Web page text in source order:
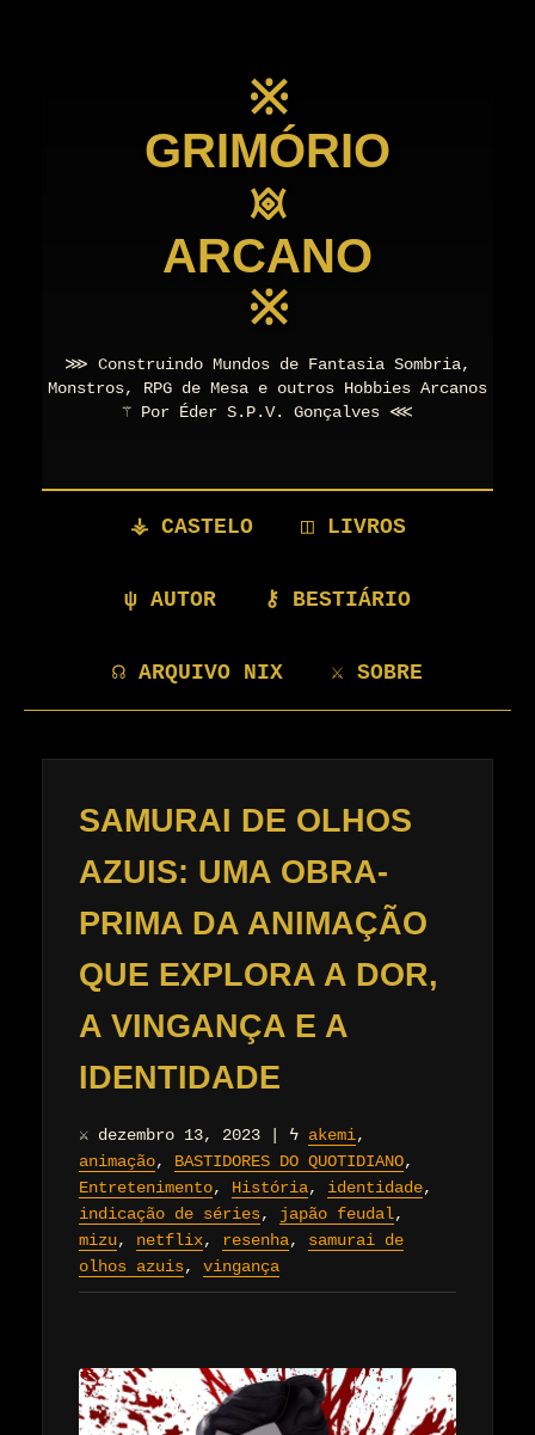
※
GRIMÓRIO
𖥜
ARCANO
※
⋙ Construindo Mundos de Fantasia Sombria,
Monstros, RPG de Mesa e outros Hobbies Arcanos
⚚ Por Éder S.P.V. Gonçalves ⋘
⚶ CASTELO ◫ LIVROS
ψ AUTOR ⚷ BESTIÁRIO
☊ ARQUIVO NIX ⚔ SOBRE
SAMURAI DE OLHOS
AZUIS: UMA OBRA-
PRIMA DA ANIMAÇÃO
QUE EXPLORA A DOR,
A VINGANÇA E A
IDENTIDADE
⚔ dezembro 13, 2023 ϟ akemi,
animação, BASTIDORES DO QUOTIDIANO,
Entretenimento, História, identidade,
indicação de séries, japão feudal,
mizu, netflix, resenha, samurai de
olhos azuis, vingança